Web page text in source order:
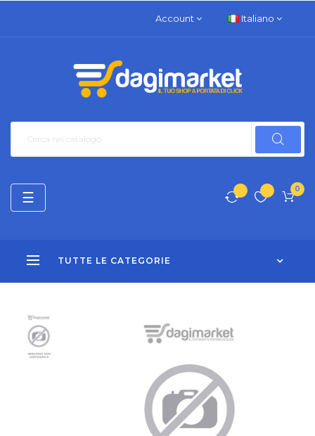
Account Italiano
0
TUTTE LE CATEGORIE
navigazione
Toggle
☰